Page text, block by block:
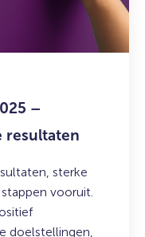
–
resultaten
sterke
vooruit.
doelstellingen,